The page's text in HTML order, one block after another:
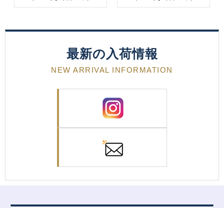
最新の入荷情報
NEW ARRIVAL INFORMATION